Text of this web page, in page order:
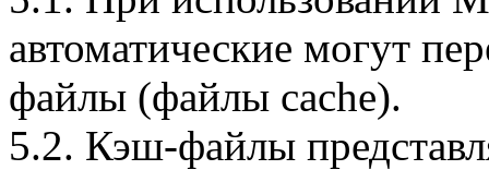
автоматические могут
файлы (файлы cache).
5.2. Кэш-файлы